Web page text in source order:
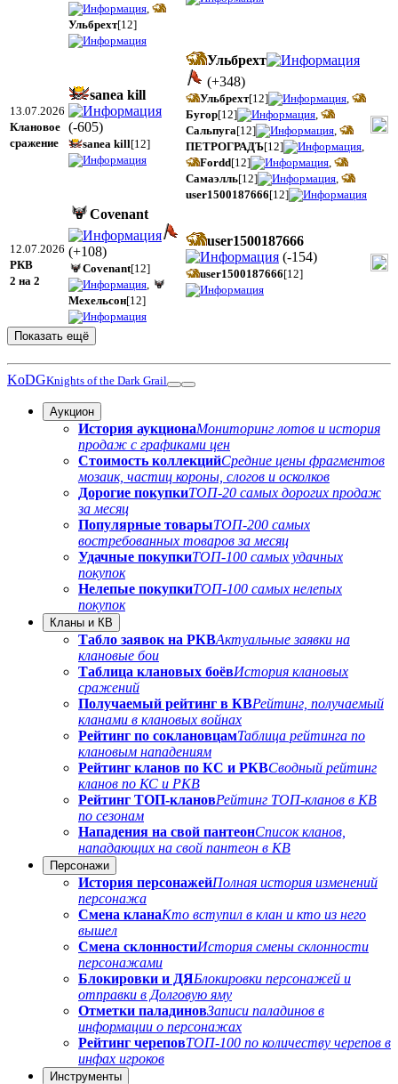
Ульбрехт[12]
13.07.2026
Клановое
сражение
sanea kill
(-605)
sanea kill[12]
Ульбрехт
(+348)
Ульбрехт[12]
Бугор[12]
Сальпуга[12]
ПЕТРОГРАДЪ[12]
Fordd[12]
Самаэлль[12]
user1500187666[12]
12.07.2026
РКВ
2 на 2
Covenant
(+108)
Covenant[12]
Мехельсон[12]
user1500187666
(-154)
user1500187666[12]
Показать ещё
KoDGKnights of the Dark Grail
Аукцион
История аукционаМониторинг лотов и история
продаж с графиками цен
Стоимость коллекцийСредние цены фрагментов
мозаик, частиц короны, слогов и осколков
Дорогие покупкиТОП-20 самых дорогих продаж
за месяц
Популярные товарыТОП-200 самых
востребованных товаров за месяц
Удачные покупкиТОП-100 самых удачных
покупок
Нелепые покупкиТОП-100 самых нелепых
покупок
Кланы и КВ
Табло заявок на РКВАктуальные заявки на
клановые бои
Таблица клановых боёвИстория клановых
сражений
Получаемый рейтинг в КВРейтинг, получаемый
кланами в клановых войнах
Рейтинг по соклановцамТаблица рейтинга по
клановым нападениям
Рейтинг кланов по КС и РКВСводный рейтинг
кланов по КС и РКВ
Рейтинг ТОП-клановРейтинг ТОП-кланов в КВ
по сезонам
Нападения на свой пантеонСписок кланов,
нападающих на свой пантеон в КВ
Персонажи
История персонажейПолная история изменений
персонажа
Смена кланаКто вступил в клан и кто из него
вышел
Смена склонностиИстория смены склонности
персонажами
Блокировки и ДЯБлокировки персонажей и
отправки в Долговую яму
Отметки паладиновЗаписи паладинов в
информации о персонажах
Рейтинг череповТОП-100 по количеству черепов в
инфах игроков
Инструменты